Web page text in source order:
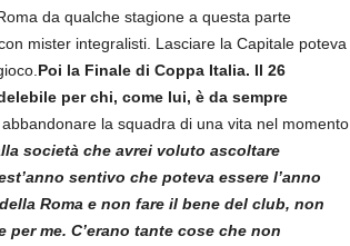
da qualche stagione a questa parte
mister integralisti. Lasciare la Capitale poteva
Poi la Finale di Coppa Italia. Il 26
per chi, come lui, è da sempre
abbandonare la squadra di una vita nel momento
società che avrei voluto ascoltare
sentivo che poteva essere l’anno
Roma e non fare il bene del club, non
me. C’erano tante cose che non